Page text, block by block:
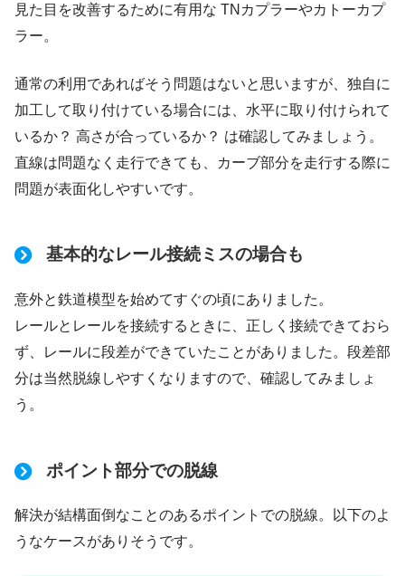
見た目を改善するために有用な TNカプラーやカトーカプ
ラー。
通常の利用であればそう問題はないと思いますが、独自に
加工して取り付けている場合には、水平に取り付けられて
いるか？ 高さが合っているか？ は確認してみましょう。
直線は問題なく走行できても、カーブ部分を走行する際に
問題が表面化しやすいです。
基本的なレール接続ミスの場合も
意外と鉄道模型を始めてすぐの頃にありました。
レールとレールを接続するときに、正しく接続できておら
ず、レールに段差ができていたことがありました。段差部
分は当然脱線しやすくなりますので、確認してみましょ
う。
ポイント部分での脱線
解決が結構面倒なことのあるポイントでの脱線。以下のよ
うなケースがありそうです。